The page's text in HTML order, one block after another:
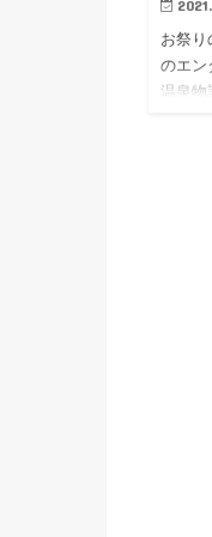
お祭り
のエン
温泉